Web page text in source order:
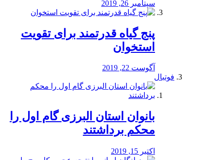
سپتامبر 26, 2019
پنج گیاه قدرتمند برای تقویت
استخوان
آگوست 22, 2019
فوتبال
بانوان استان البرزی گام اول را
محكم برداشتند
اکتبر 15, 2019